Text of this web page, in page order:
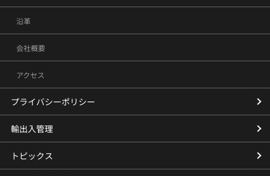
沿革
会社概要
アクセス
プライバシーポリシー
輸出入管理
トピックス